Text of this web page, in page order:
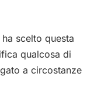
scelto questa
qualcosa di
a circostanze